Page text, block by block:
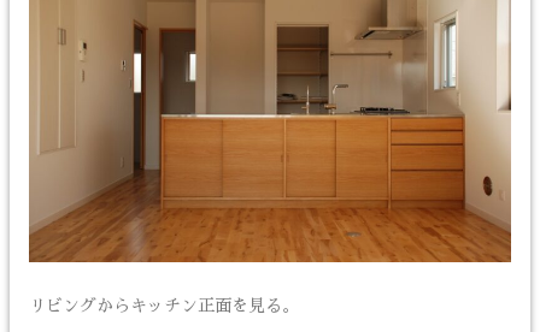
リビングからキッチン正面を見る。